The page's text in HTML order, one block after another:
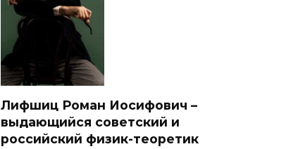
Лифшиц Роман Иосифович –
выдающийся советский и
российский физик-теоретик